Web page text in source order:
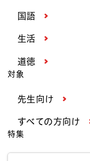
国語
生活
道徳
対象
先生向け
すべての方向け
特集